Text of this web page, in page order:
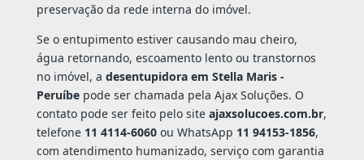
preservação da rede interna do imóvel.
Se o entupimento estiver causando mau cheiro,
água retornando, escoamento lento ou transtornos
no imóvel, a desentupidora em Stella Maris -
Peruíbepode ser chamada pela Ajax Soluções. O
contato pode ser feito pelo site ajaxsolucoes.com.br,
telefone 11 4114-6060ou WhatsApp 11 94153-1856,
com atendimento humanizado, serviço com garantia